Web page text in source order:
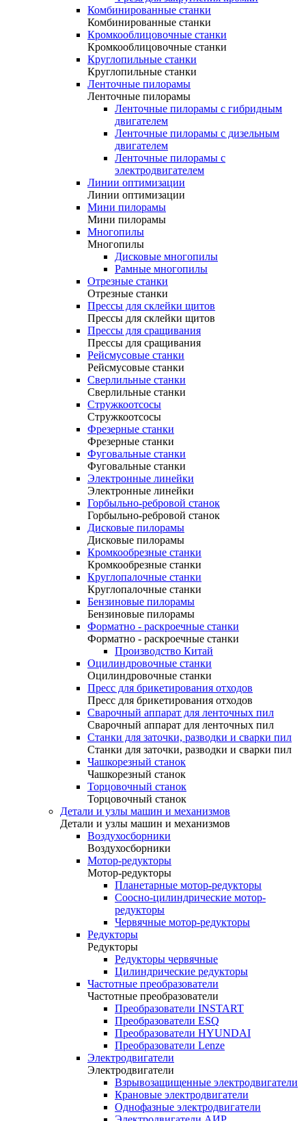
Комбинированные станки
Комбинированные станки
Кромкооблицовочные станки
Кромкооблицовочные станки
Круглопильные станки
Круглопильные станки
Ленточные пилорамы
Ленточные пилорамы
Ленточные пилорамы с гибридным
двигателем
Ленточные пилорамы с дизельным
двигателем
Ленточные пилорамы с
электродвигателем
Линии оптимизации
Линии оптимизации
Мини пилорамы
Мини пилорамы
Многопилы
Многопилы
Дисковые многопилы
Рамные многопилы
Отрезные станки
Отрезные станки
Прессы для склейки щитов
Прессы для склейки щитов
Прессы для сращивания
Прессы для сращивания
Рейсмусовые станки
Рейсмусовые станки
Сверлильные станки
Сверлильные станки
Стружкоотсосы
Стружкоотсосы
Фрезерные станки
Фрезерные станки
Фуговальные станки
Фуговальные станки
Электронные линейки
Электронные линейки
Горбыльно-ребровой станок
Горбыльно-ребровой станок
Дисковые пилорамы
Дисковые пилорамы
Кромкообрезные станки
Кромкообрезные станки
Круглопалочные станки
Круглопалочные станки
Бензиновые пилорамы
Бензиновые пилорамы
Форматно - раскроечные станки
Форматно - раскроечные станки
Производство Китай
Оцилиндровочные станки
Оцилиндровочные станки
Пресс для брикетирования отходов
Пресс для брикетирования отходов
Сварочный аппарат для ленточных пил
Сварочный аппарат для ленточных пил
Станки для заточки, разводки и сварки пил
Станки для заточки, разводки и сварки пил
Чашкорезный станок
Чашкорезный станок
Торцовочный станок
Торцовочный станок
Детали и узлы машин и механизмов
Детали и узлы машин и механизмов
Воздухосборники
Воздухосборники
Мотор-редукторы
Мотор-редукторы
Планетарные мотор-редукторы
Соосно-цилиндрические мотор-
редукторы
Червячные мотор-редукторы
Редукторы
Редукторы
Редукторы червячные
Цилиндрические редукторы
Частотные преобразователи
Частотные преобразователи
Преобразователи INSTART
Преобразователи ESQ
Преобразователи HYUNDAI
Преобразователи Lenze
Электродвигатели
Электродвигатели
Взрывозащищенные электродвигатели
Крановые электродвигатели
Однофазные электродвигатели